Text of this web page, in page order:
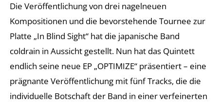
Die Veröffentlichung von drei nagelneuen
Kompositionen und die bevorstehende Tournee zur
Platte „In Blind Sight“ hat die japanische Band
coldrain in Aussicht gestellt. Nun hat das Quintett
endlich seine neue EP „OPTIMIZE“ präsentiert – eine
prägnante Veröffentlichung mit fünf Tracks, die die
individuelle Botschaft der Band in einer verfeinerten